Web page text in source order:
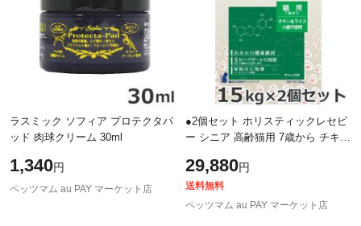
ラスミック ソフィア プロテクタパ
ッド 肉球クリーム 30ml
1,340円
ペッツマム au PAY マーケット店
●2個セット ホリスティックレセピ
ー シニア 高齢猫用 7歳から チキン
×2個セット
29,880円
送料無料
ペッツマム au PAY マーケット店